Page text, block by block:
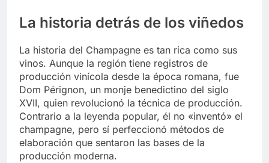
La historia detrás de los viñedos
La historia del Champagne es tan rica como sus
vinos. Aunque la región tiene registros de
producción vinícola desde la época romana, fue
Dom Pérignon, un monje benedictino del siglo
XVII, quien revolucionó la técnica de producción.
Contrario a la leyenda popular, él no «inventó» el
champagne, pero sí perfeccionó métodos de
elaboración que sentaron las bases de la
producción moderna.